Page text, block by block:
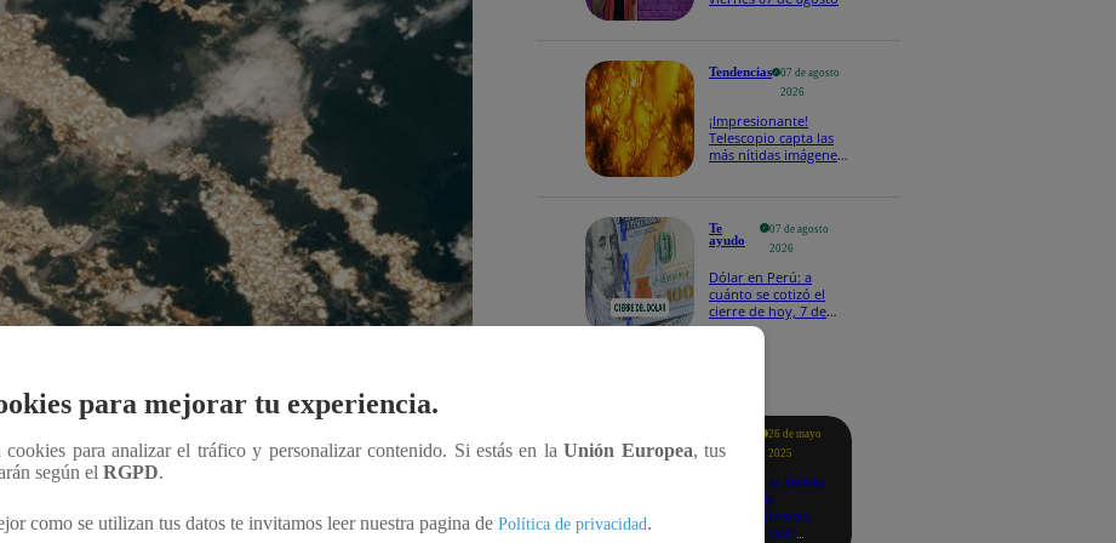
Compartir
Tendencias
07 de agosto
2026
¡Impresionante!
Telescopio capta las
más nítidas imágenes
Te
ayudo
07 de agosto
2026
Dólar en Perú: a
cuánto se cotizó el
cierre de hoy, 7 de
agosto de 2026
ayudo
26 de mayo
2025
Revisa si tienes
deudas
consultando
con tu DNI:
para mejorar tu experiencia.
para analizar el tráfico y personalizar contenido. Si estás en laUnión Europea, tus
según el RGPD.
como se utilizan tus datos te invitamos leer nuestra pagina de Política de privacidad.